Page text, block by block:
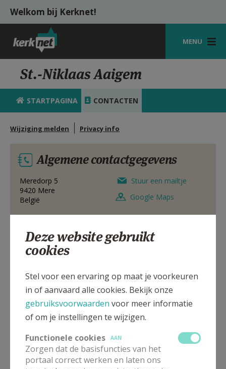
Overslaan en naar de inhoud gaan
Welkom bij Kerknet!
MENU
STARTPAGINA
KERK
VIERINGEN
SHOP
ZOEKEN
HULP
MIJN PAROCHIE
AANMELDEN OF REGISTREREN
St.-Niklaas Aaigem
STARTPAGINA CONTACTEN
Wijziging melden Privacy info
Algemene contactgegevens
Meredorp 5
9420 Mere
België
Stuur een mailtje
Google Maps
Deze website gebruikt
cookies
Stel voor een ervaring op maat je voorkeuren
in of aanvaard alle cookies. Bekijk onze
gebruiksvoorwaarden voor meer informatie
of om je instellingen te wijzigen.
Functionele cookies
AAN
Zorgen dat de basisfuncties van het
portaal correct werken en laten ons